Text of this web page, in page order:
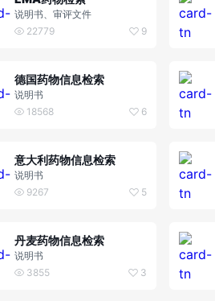
说明书、审评文件
22779
9
德国药物信息检索
说明书
18568
6
意大利药物信息检索
说明书
9267
5
丹麦药物信息检索
说明书
3855
3